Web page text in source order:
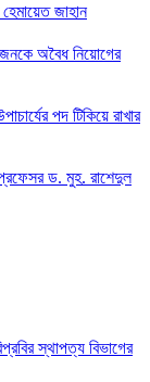
জাহান
জনকে অবৈধ নিয়োগের
পদ টিকিয়ে রাখার
প্রফেসর ড. মুহ. রাশেদুল
স্থাপত্য বিভাগের